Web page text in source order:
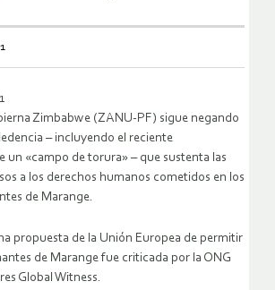
Zimbabwe (ZANU-PF) sigue negando
– incluyendo el reciente
un «campo de torura» – que sustenta las
a los derechos humanos cometidos en los
de Marange.
propuesta de la Unión Europea de permitir
de Marange fue criticada por la ONG
Global Witness.